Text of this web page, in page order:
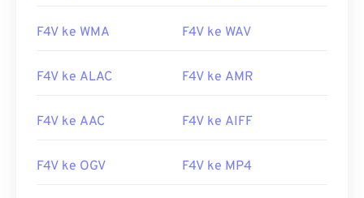
F4V ke WMA F4V ke WAV
F4V ke ALAC F4V ke AMR
F4V ke AAC F4V ke AIFF
F4V ke OGV F4V ke MP4